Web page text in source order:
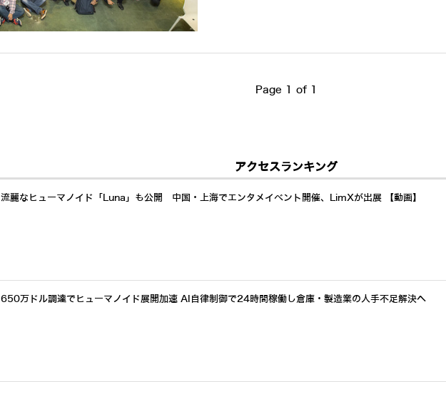
Page 1 of 1
アクセスランキング
流麗なヒューマノイド「Luna」も公開 中国・上海でエンタメイベント開催、LimXが出展 【動画】
650万ドル調達でヒューマノイド展開加速 AI自律制御で24時間稼働し倉庫・製造業の人手不足解決へ